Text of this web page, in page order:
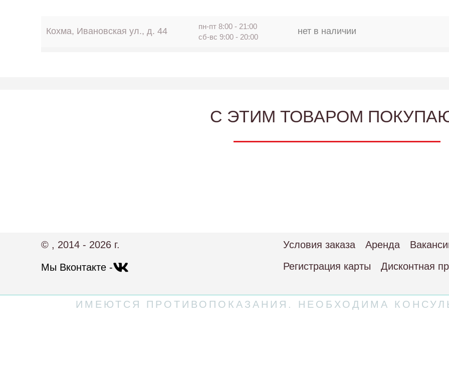
Кохма, Ивановская ул., д. 44
пн-пт 8:00 - 21:00
сб-вс 9:00 - 20:00
нет в наличии
C ЭТИМ ТОВАРОМ
© , 2014 - 2026 г.
Мы Вконтакте -
Условия заказа Аренда
Регистрация карты
Дисконтная
ИМЕЮТСЯ ПРОТИВОПОКАЗАНИЯ. НЕОБХОДИМА